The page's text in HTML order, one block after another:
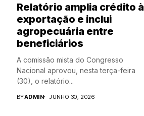
Relatório amplia crédito à
exportação e inclui
agropecuária entre
beneficiários
A comissão mista do Congresso
Nacional aprovou, nesta terça-feira
(30), o relatório...
BYADMIN JUNHO 30, 2026